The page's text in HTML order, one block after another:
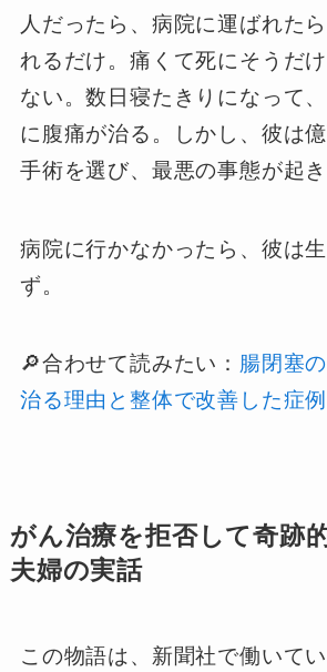
人だったら、病院に運ばれた
れるだけ。痛くて死にそうだ
ない。数日寝たきりになって
に腹痛が治る。しかし、彼は
手術を選び、最悪の事態が起き
病院に行かなかったら、彼は
ず。
🔎合わせて読みたい： 腸閉塞
治る理由と整体で改善した症例
がん治療を拒否して奇跡
夫婦の実話
この物語は、新聞社で働いて